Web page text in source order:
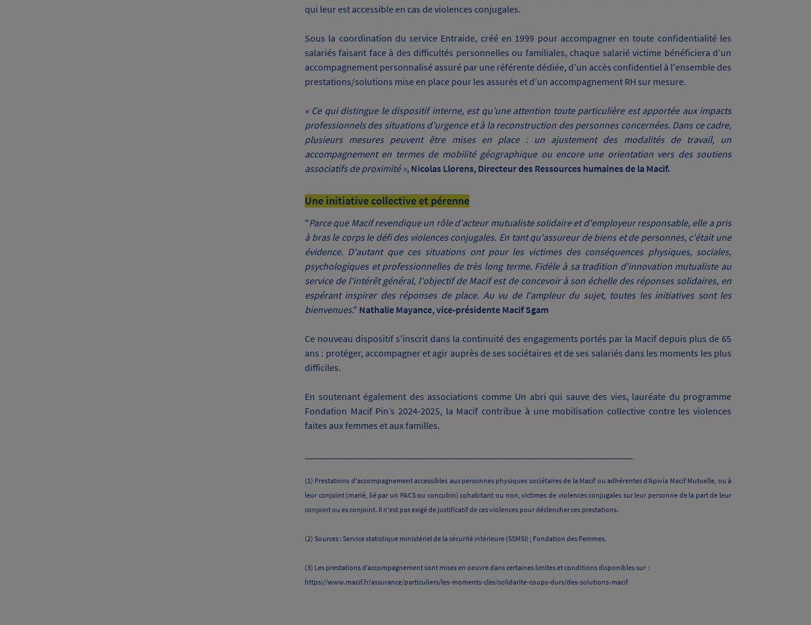
qui leur est accessible en cas de violences conjugales.
Sous la coordination du service Entraide, créé en 1999 pour accompagner en toute confidentialité les
salariés faisant face à des difficultés personnelles ou familiales, chaque salarié victime bénéficiera d’un
accompagnement personnalisé assuré par une référente dédiée, d’un accès confidentiel à l'ensemble des
prestations/solutions mise en place pour les assurés et d’un accompagnement RH sur mesure.
« Ce qui distingue le dispositif interne, est qu’une attention toute particulière est apportée aux impacts
professionnels des situations d’urgence et à la reconstruction des personnes concernées. Dans ce cadre,
plusieurs mesures peuvent être mises en place : un ajustement des modalités de travail, un
accompagnement en termes de mobilité géographique ou encore une orientation vers des soutiens
associatifs de proximité », Nicolas Llorens, Directeur des Ressources humaines de la Macif.
Une initiative collective et pérenne
"Parce que Macif revendique un rôle d'acteur mutualiste solidaire et d'employeur responsable, elle a pris
à bras le corps le défi des violences conjugales. En tant qu'assureur de biens et de personnes, c'était une
évidence. D'autant que ces situations ont pour les victimes des conséquences physiques, sociales,
psychologiques et professionnelles de très long terme. Fidèle à sa tradition d'innovation mutualiste au
service de l'intérêt général, l'objectif de Macif est de concevoir à son échelle des réponses solidaires, en
espérant inspirer des réponses de place. Au vu de l'ampleur du sujet, toutes les initiatives sont les
bienvenues." Nathalie Mayance, vice-présidente Macif Sgam
Ce nouveau dispositif s’inscrit dans la continuité des engagements portés par la Macif depuis plus de 65
ans : protéger, accompagner et agir auprès de ses sociétaires et de ses salariés dans les moments les plus
difficiles.
En soutenant également des associations comme Un abri qui sauve des vies, lauréate du programme
Fondation Macif Pin’s 2024-2025, la Macif contribue à une mobilisation collective contre les violences
faites aux femmes et aux familles.
(1) Prestations d'accompagnement accessibles aux personnes physiques sociétaires de la Macif ou adhérentes d'Apivia Macif Mutuelle, ou à
leur conjoint (marié, lié par un PACS ou concubin) cohabitant ou non, victimes de violences conjugales sur leur personne de la part de leur
conjoint ou ex conjoint. Il n'est pas exigé de justificatif de ces violences pour déclencher ces prestations.
(2) Sources : Service statistique ministériel de la sécurité intérieure (SSMSI) ; Fondation des Femmes.
(3) Les prestations d’accompagnement sont mises en oeuvre dans certaines limites et conditions disponibles sur :
https://www.macif.fr/assurance/particuliers/les-moments-cles/solidarite-coups-durs/des-solutions-macif